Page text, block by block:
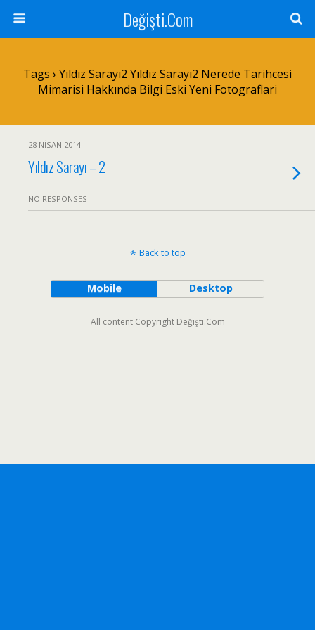
Değişti.Com
Tags › Yıldız Sarayı2 Yıldız Sarayı2 Nerede Tarihcesi
Mimarisi Hakkında Bilgi Eski Yeni Fotograflari
28 NISAN 2014
Yıldız Sarayı – 2
NO RESPONSES
Back to top
Mobile Desktop
All content Copyright Değişti.Com